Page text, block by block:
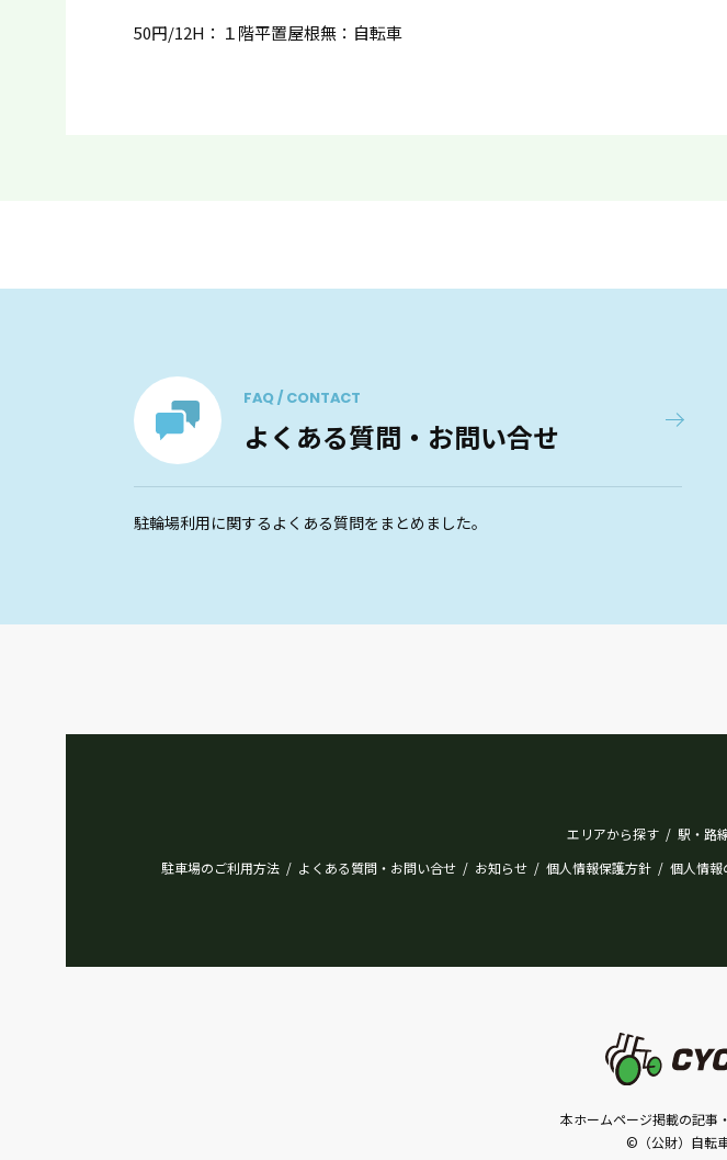
50円/12H：１階平置屋根無：自転車
FAQ / CONTACT
よくある質問・お問い合せ
駐輪場利用に関するよくある質問をまとめました。
エリアから探す / 駅・路
駐車場のご利用方法 / よくある質問・お問い合せ / お知らせ / 個人情報保護方針 / 個人情報
本ホームページ掲載の記事
©（公財）自転